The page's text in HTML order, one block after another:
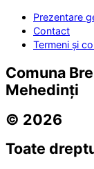
Prezentare
Contact
Termeni și
Comuna
Mehedinți
© 2026
Toate